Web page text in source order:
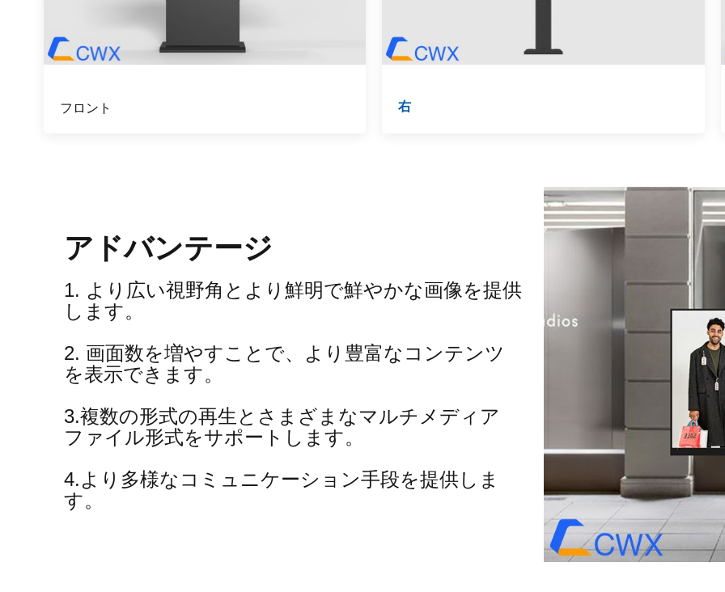
フロント 右
アドバンテージ
1. より広い視野角とより鮮明で鮮やかな画像を提供
します。
2. 画面数を増やすことで、より豊富なコンテンツ
を表示できます。
3.複数の形式の再生とさまざまなマルチメディア
ファイル形式をサポートします。
4.より多様なコミュニケーション手段を提供しま
す。